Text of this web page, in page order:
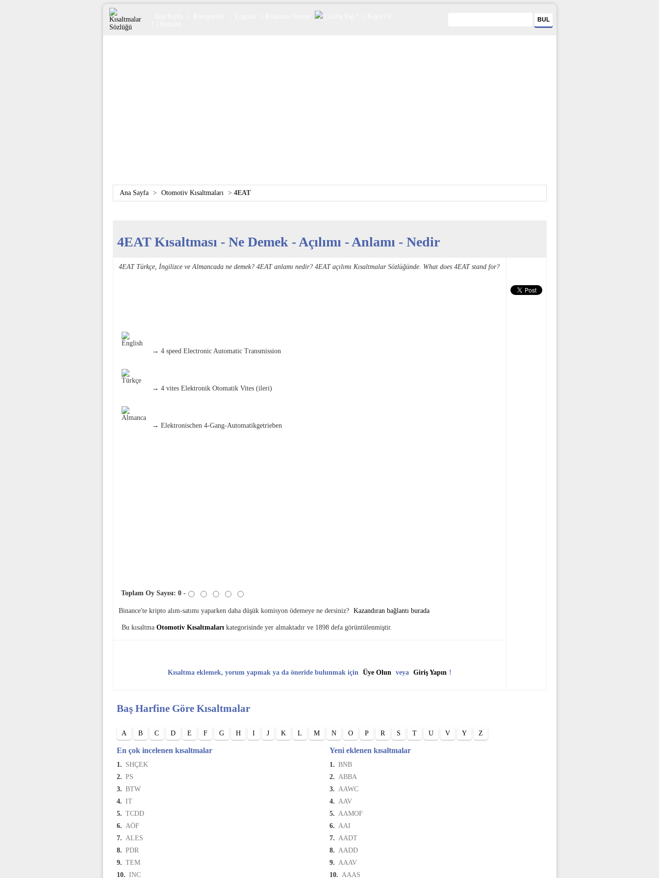
|
Ana Sayfa > Otomotiv Kısaltmaları > 4EAT
4EAT Kısaltması - Ne Demek - Açılımı - Anlamı - Nedir
4EAT Türkçe, İngilizce ve Almancada ne demek? 4EAT anlamı nedir? 4EAT açılımı Kısaltmalar Sözlüğünde. What does 4EAT stand for?
→ 4 speed Electronic Automatic Transmission
→ 4 vites Elektronik Otomatik Vites (ileri)
→ Elektronischen 4-Gang-Automatikgetrieben
Toplam Oy Sayısı: 0-
Binance'te kripto alım-satımı yaparken daha düşük komisyon ödemeye ne dersiniz? Kazandıran bağlantı burada
Bu kısaltma Otomotiv Kısaltmaları kategorisinde yer almaktadır ve 1898 defa görüntülenmiştir.
Kısaltma eklemek, yorum yapmak ya da öneride bulunmak için Üye Olun veya Giriş Yapın !
Baş Harfine Göre Kısaltmalar
A B C D E F G H I J K L M N O P R S T U V Y Z
En çok incelenen kısaltmalar
1. SHÇEK
2. PS
3. BTW
4. IT
5. TCDD
6. AÖF
7. ALES
8. PDR
9. TEM
10. INC
Yeni eklenen kısaltmalar
1. BNB
2. ABBA
3. AAWC
4. AAV
5. AAMOF
6. AAI
7. AADT
8. AADD
9. AAAV
10. AAAS